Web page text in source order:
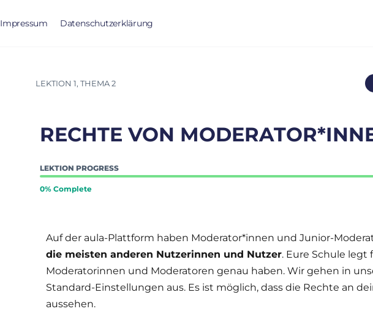
Impressum Datenschutzerklärung
LEKTION 1, THEMA 2
RECHTE VON
LEKTION PROGRESS
0% Complete
Auf der aula-Plattform haben Moderator*innen und Junior-
die meisten anderen Nutzerinnen und Nutzer. Eure Schule legt
Moderatorinnen und Moderatoren genau haben. Wir gehen in
Standard-Einstellungen aus. Es ist möglich, dass die Rechte an
aussehen.